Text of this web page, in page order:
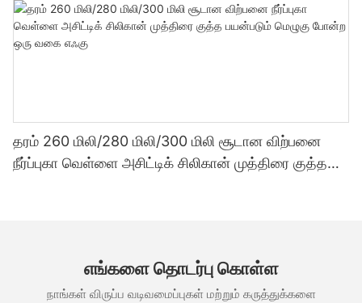
தரம் 260 மிலி/280 மிலி/300 மிலி சூடான விற்பனை
நீர்ப்புகா வெள்ளை அசிட்டிக் சிலிகான் முத்திரை குத்த
எங்களை தொடர்பு கொள்ள
நாங்கள் விருப்ப வடிவமைப்புகள் மற்றும் கருத்துக்களை